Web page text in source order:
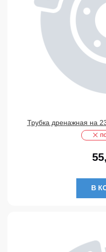
Трубка дренажная на
В